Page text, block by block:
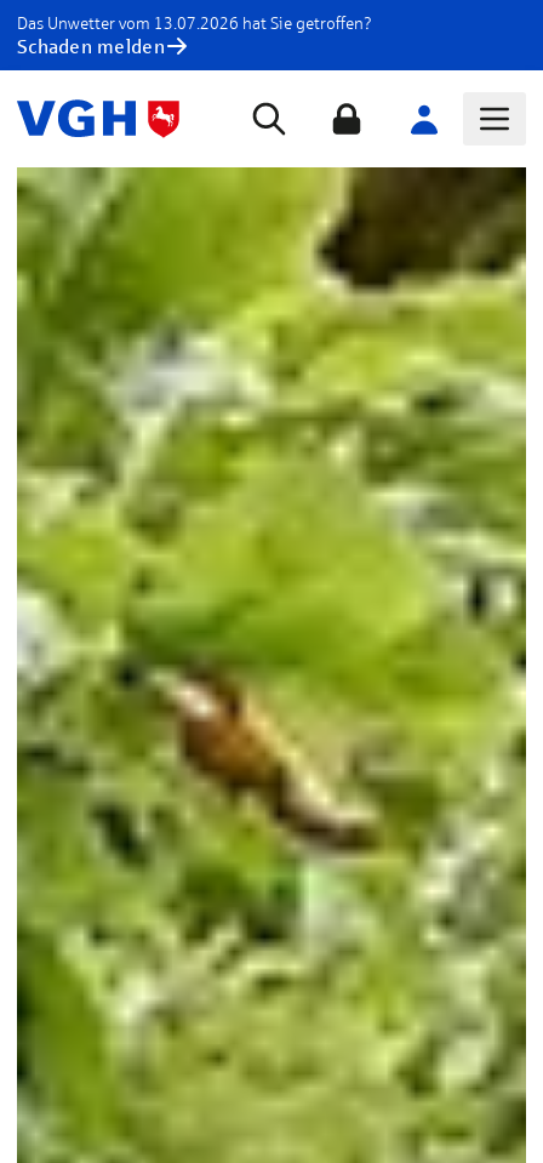
Das Unwetter vom 13.07.2026 hat Sie getroffen?
Schaden melden